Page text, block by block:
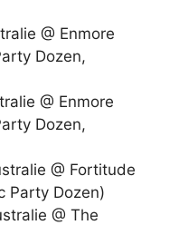
@ Enmore
Dozen,
@ Enmore
Dozen,
@ Fortitude
Party Dozen)
@ The